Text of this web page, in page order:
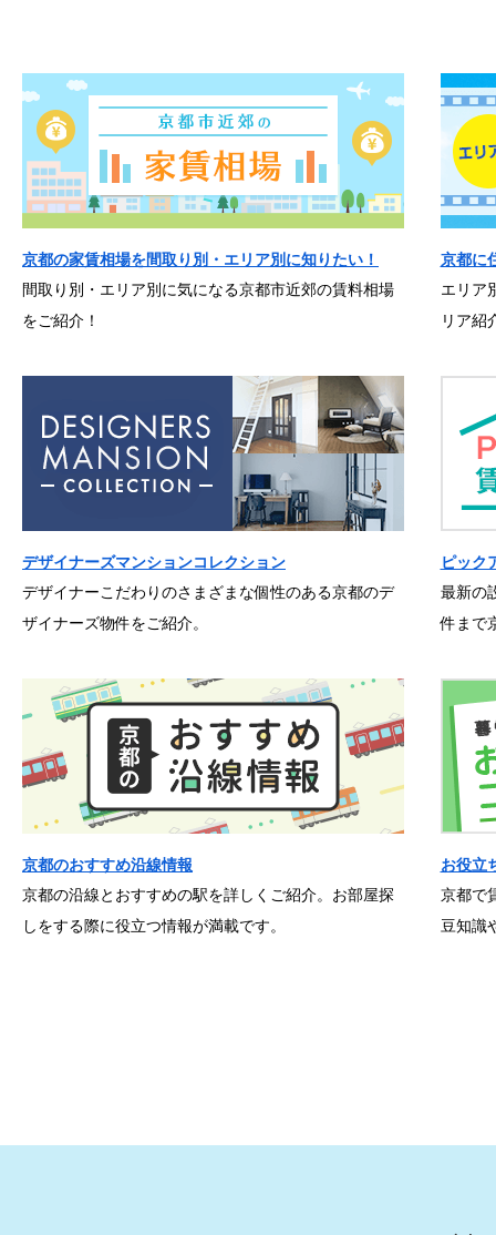
京都の家賃相場を間取り別・エリア別に知りたい！
間取り別・エリア別に気になる京都市近郊の賃料相場
をご紹介！
京都に
エリア
リア紹
デザイナーズマンションコレクション
デザイナーこだわりのさまざまな個性のある京都のデ
ザイナーズ物件をご紹介。
ピック
最新の
件まで
京都のおすすめ沿線情報
京都の沿線とおすすめの駅を詳しくご紹介。お部屋探
しをする際に役立つ情報が満載です。
お役立
京都で
豆知識